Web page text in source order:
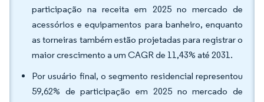
participação na receita em 2025 no mercado de
acessórios e equipamentos para banheiro, enquanto
as torneiras também estão projetadas para registrar o
maior crescimento a um CAGR de 11,43% até 2031.
Por usuário final, o segmento residencial representou
59,62% de participação em 2025 no mercado de